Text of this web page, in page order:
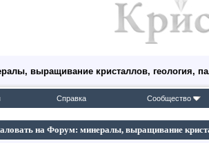
выращивание кристаллов, геология,
Справка Сообщество
на Форум: минералы, выращивание